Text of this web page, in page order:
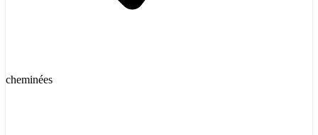
cheminées